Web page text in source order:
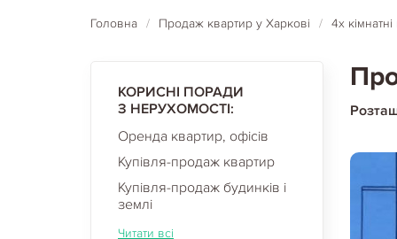
Головна / Продаж квартир у Харкові / 4х
КОРИСНІ ПОРАДИ
З НЕРУХОМОСТІ:
Оренда квартир, офісів
Купівля-продаж квартир
Купівля-продаж будинків і
землі
Читати всі